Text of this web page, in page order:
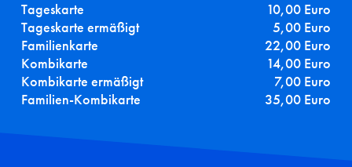
Tageskarte
10,00 Euro
Tageskarte ermäßigt
5,00 Euro
Familienkarte
22,00 Euro
Kombikarte
14,00 Euro
Kombikarte ermäßigt
7,00 Euro
Familien-Kombikarte
35,00 Euro